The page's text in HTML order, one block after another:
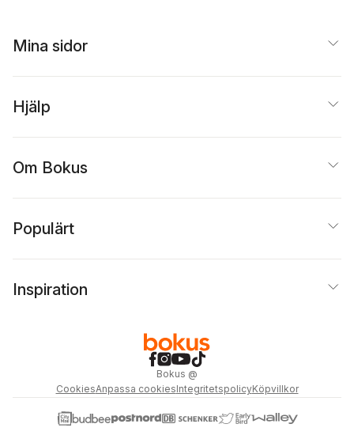
Mina sidor
Hjälp
Om Bokus
Populärt
Inspiration
Bokus @
CookiesAnpassa cookiesIntegritetspolicyKöpvillkor